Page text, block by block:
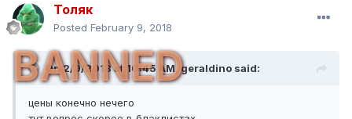
Толяк
Posted February 9, 2018
BANNED
On 2/9/2018 at 10:45 AM, geraldino said:
цены конечно нечего